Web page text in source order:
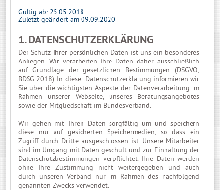
Gültig ab: 25.05.2018
Zuletzt geändert am 09.09.2020
1. DATENSCHUTZERKLÄRUNG
Der Schutz Ihrer persönlichen Daten ist uns ein besonderes
Anliegen. Wir verarbeiten Ihre Daten daher ausschließlich
auf Grundlage der gesetzlichen Bestimmungen (DSGVO,
BDSG 2018). In dieser Datenschutzerklärung informieren wir
Sie über die wichtigsten Aspekte der Datenverarbeitung im
Rahmen unserer Webseite, unseres Beratungsangebotes
sowie der Mitgliedschaft im Bundesverband.
Wir gehen mit Ihren Daten sorgfältig um und speichern
diese nur auf gesicherten Speichermedien, so dass ein
Zugriff durch Dritte ausgeschlossen ist. Unsere Mitarbeiter
sind im Umgang mit Daten geschult und zur Einhaltung der
Datenschutzbestimmungen verpflichtet. Ihre Daten werden
ohne Ihre Zustimmung nicht weitergegeben und auch
durch unseren Verband nur im Rahmen des nachfolgend
genannten Zwecks verwendet.